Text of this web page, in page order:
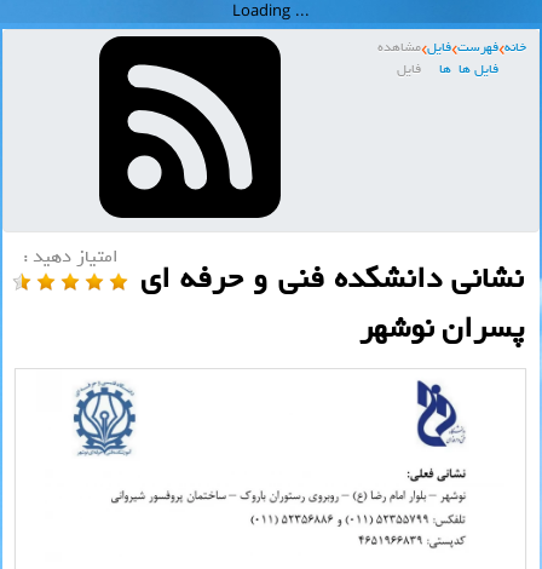
خانه فهرست
فایل ها
فایل
ها
مشاهده
فایل
امتیاز دهید :
نشانی دانشکده فنی و حرفه ای
پسران نوشهر